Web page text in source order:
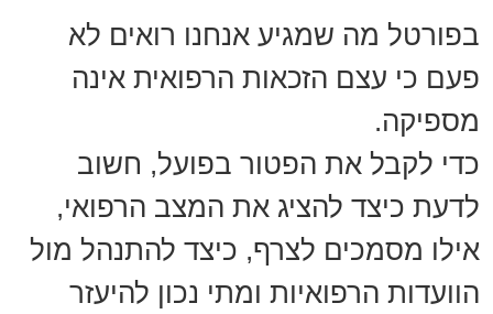
בפורטל מה שמגיע אנחנו רואים לא
פעם כי עצם הזכאות הרפואית אינה
מספיקה.
כדי לקבל את הפטור בפועל, חשוב
לדעת כיצד להציג את המצב הרפואי,
אילו מסמכים לצרף, כיצד להתנהל מול
הוועדות הרפואיות ומתי נכון להיעזר